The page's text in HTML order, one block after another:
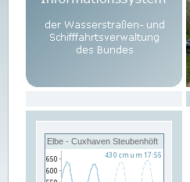
Elbe - Cuxhaven Steubenhöft